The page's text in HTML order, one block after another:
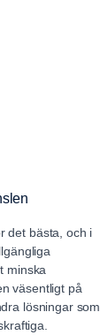
det bästa, och i
minska
väsentligt på
lösningar som